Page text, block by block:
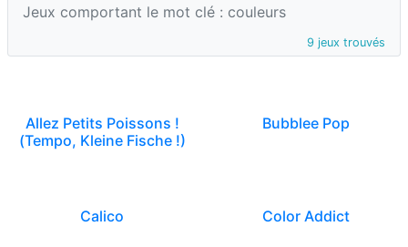
Jeux comportant le mot clé : couleurs
9 jeux trouvés
Allez Petits Poissons !
(Tempo, Kleine Fische !)
Bubblee Pop
Calico Color Addict